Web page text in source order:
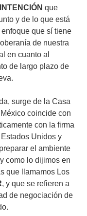
INTENCIÓN que
y de lo que está
que sí tiene
de nuestra
en cuanto al
de largo plazo de
surge de la Casa
coincide con
con la firma
Unidos y
el ambiente
como lo dijimos en
que llamamos Los
, y que se refieren a
de negociación de